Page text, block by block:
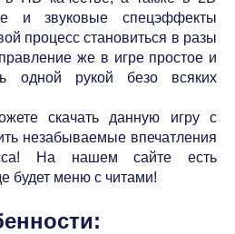
и звуковые спецэффекты
процесс становиться в разы
же в игре простое и
одной рукой безо всяких
скачать данную игру с
незабываемые впечатления
На нашем сайте есть
будет меню с читами!